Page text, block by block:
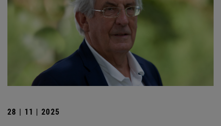
28 | 11 | 2025